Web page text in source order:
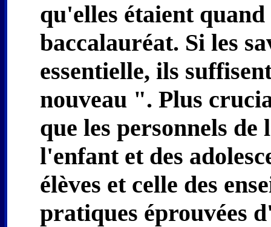
qu'elles étaient
baccalauréat. Si les
essentielle, ils
nouveau ". Plus
que les personnels
l'enfant et des
élèves et celle des
pratiques éprouvées